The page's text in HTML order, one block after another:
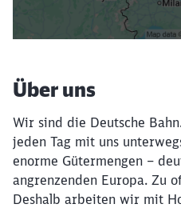
Filter
Über uns
Wir sind die Deutsche
jeden Tag mit uns
enorme Gütermengen –
angrenzenden Europa. Zu
Deshalb arbeiten wir mit